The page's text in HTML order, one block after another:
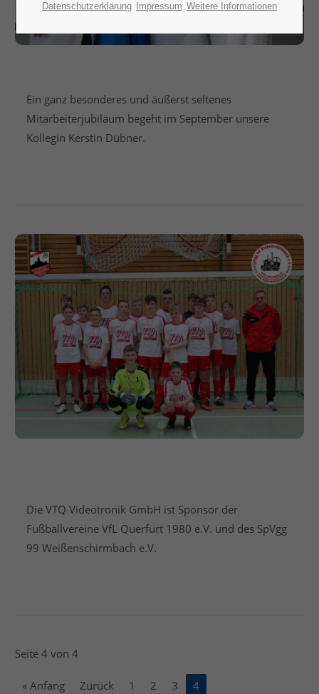
Ein ganz besonderes und äußerst seltenes
Mitarbeiterjubiläum begeht im September unsere
Kollegin Kerstin Dübner.
Die VTQ Videotronik GmbH ist Sponsor der
Fußballvereine VfL Querfurt 1980 e.V. und des SpVgg
99 Weißenschirmbach e.V.
Seite 4 von 4
« Anfang Zurück 1 2 3 4
Datenschutzerklärung Impressum Weitere Informationen